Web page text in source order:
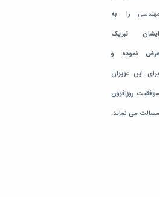
مهندسی را به
ایشان تبریک
عرض نموده و
برای این عزیزان
موفقیت روزافزون
مسالت می نماید.